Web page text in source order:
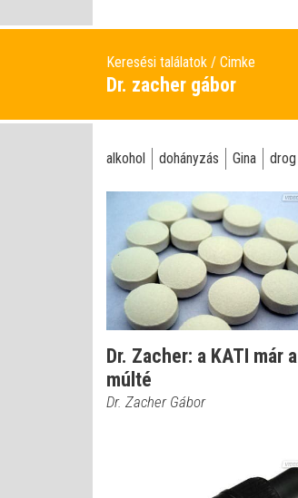
Keresési találatok Cimke
Dr. zacher gábor
alkohol dohányzás Gina drog
Dr. Zacher: a KATI már a
múlté
Dr. Zacher Gábor